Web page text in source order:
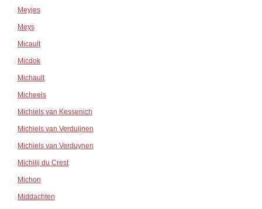
Meyjes
Meys
Micault
Micdok
Michault
Micheels
Michiels van Kessenich
Michiels van Verduijnen
Michiels van Verduynen
Michilij du Crest
Michon
Middachten